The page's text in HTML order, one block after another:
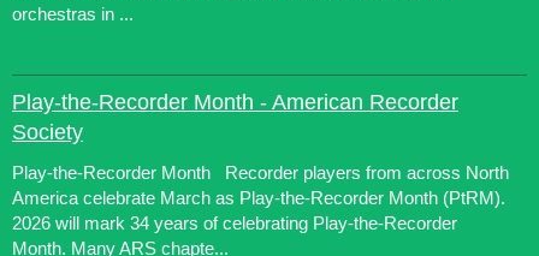
orchestras in ...
Play-the-Recorder Month - American Recorder
Society
Play-the-Recorder Month Recorder players from across North
America celebrate March as Play-the-Recorder Month (PtRM).
2026 will mark 34 years of celebrating Play-the-Recorder
Month. Many ARS chapte...